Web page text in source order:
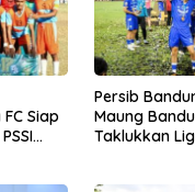
Siap
Persib
Maung
Taklukkan